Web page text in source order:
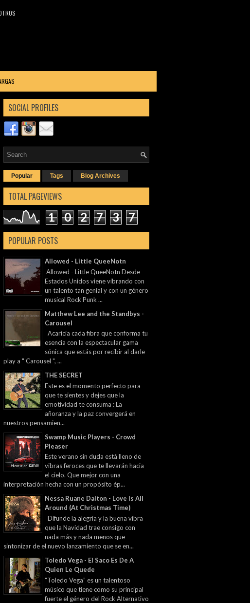
SOCIAL PROFILES
Popular Tags Blog Archives
TOTAL PAGEVIEWS
1 0 2 7 3 7
POPULAR POSTS
Allowed - Little QueeNotn
Allowed - Little QueeNotn Desde
Estados Unidos viene vibrando con
un talento tan genial y con un género
musical Rock Punk ...
Matthew Lee and the Standbys -
Carousel
Acaricia cada fibra que conforma tu
esencia con la espectacular gama
sónica que estás por recibir al darle
play a " Carousel ", ...
THE SECRET
Este es el momento perfecto para
que te sientes y dejes que la
emotividad te consuma : La
añoranza y la paz convergerá en
nuestros pensamien...
Swamp Music Players - Crowd
Pleaser
Este verano sin duda está lleno de
vibras feroces que te llevarán hacia
el cielo. Que mejor con una
interpretación hecha con un propósito ép...
Nessa Ruane Dalton - Love Is All
Around (At Christmas Time)
Difunde la alegría y la buena vibra
que la Navidad trae consigo con
nada más y nada menos que
sintonizar de el nuevo lanzamiento que se en...
Toledo Vega - El Saco Es De A
Quien Le Quede
“Toledo Vega” es un talentoso
músico que tiene como su principal
fuerte el género del Rock Alternativo